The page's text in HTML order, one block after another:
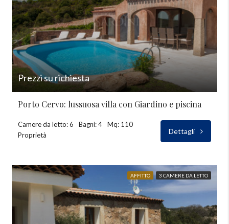
Prezzi su richiesta
Porto Cervo: lussuosa villa con Giardino e piscina
Camere da letto: 6 Bagni: 4
Mq: 110
Proprietà
Dettagli
AFFITTO 3 CAMERE DA LETTO